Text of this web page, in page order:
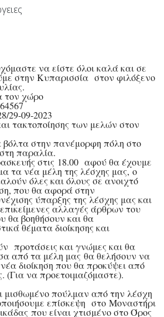
να είστε όλοι καλά και σε
στην Κυπαρισσία στον φιλόξενο
τον χώρο
29-09-2023
τακτοποίησης των μελών στον
βόλτα στην πανέμορφη πόλη στο
παραλία.
στις 18.00 αφού θα έχουμε
τα νέα μέλη της λέσχης μας, ο
όλες και όλους σε ανοιχτό
που θα αφοράστην
ύπαρξης της λέσχης μας και
αλλαγές άρθρων του
θα βοηθήσουν και θα
θέματα διοίκησης και
προτάσεις και γνώμες και θα
από τα μέλη μας θα θελήσουν να
διοίκηση που θα προκύψει από
(Για να προετοιμαζόμαστε).
πούλμαν από την λέσχη
επίσκεψη στο Μοναστήρι
που είναι χτισμένο στο Όρος